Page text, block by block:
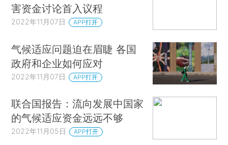
害资金讨论首入议程
2022年11月07日 APP打开
气候适应问题迫在眉睫 各国
政府和企业如何应对
2022年11月07日 APP打开
联合国报告：流向发展中国家
的气候适应资金远远不够
2022年11月05日 APP打开